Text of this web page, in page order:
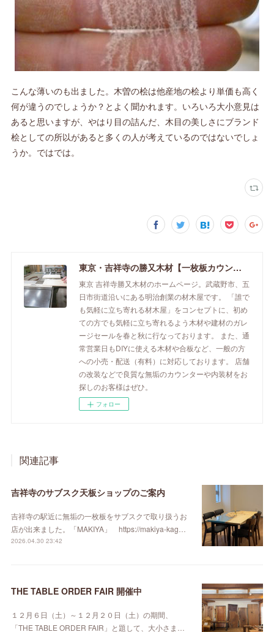
こんな薄いのも出ました。木曽の桧は他産地の桧より単価も高く
何が違うのでしょうか？とよく聞かれます。いろいろ大小意見は
あると思いますが、やはり目の詰んだ、木目の美しさにブランド
桧としての所以があると多くの人が考えているのではないでしょ
うか。ではでは。
東京・吉祥寺の勝又木材【一枚板カウンター】
東京 吉祥寺勝又木材のホームページ。武蔵野市、五
日市街道沿いにある明治創業の材木屋です。 「誰で
も気軽に立ち寄れる材木屋」をコンセプトに、初め
ての方でも気軽に立ち寄れるよう木材や建材のガレ
ージセールを春と秋に行なっております。 また、通
常営業日もDIYに使える木材や合板など、一般の方
への小売・配送（有料）に対応しております。 店舗
の改装などで良質な無垢のカウンターや内装材をお
探しのお客様はぜひ。
フォロー
関連記事
吉祥寺のサブスク天板ショップのご案内
吉祥寺の駅近に無垢の一枚板をサブスクで取り扱うお
店が出来ました。「MAKIYA」 https://makiya-kag…
2026.04.30 23:42
THE TABLE ORDER FAIR 開催中
１２月６日（土）～１２月２０日（土）の期間、
「THE TABLE ORDER FAIR」と題して、大小さま…